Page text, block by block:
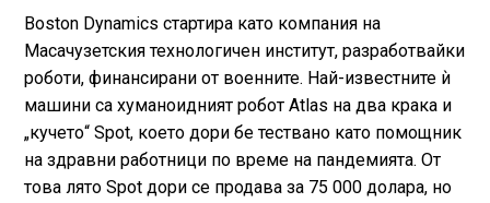
Boston Dynamics стартира като компания на
Масачузетския технологичен институт, разработвайки
роботи, финансирани от военните. Най-известните ѝ
машини са хуманоидният робот Atlas на два крака и
„кучето“ Spot, което дори бе тествано като помощник
на здравни работници по време на пандемията. От
това лято Spot дори се продава за 75 000 долара, но